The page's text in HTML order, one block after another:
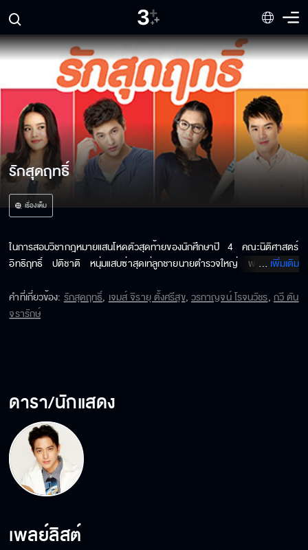
รักสุดฤทธิ์
เรื่องเต็ม
ในการสอบวิชากฎหมายแสนโหดตัวสุดท้ายของนักศึกษาปี 4 คณะนิติศาสตร์
อิทธิฤทธิ์ ปติชาติ หนุ่มแสบซ่าสุดเท่ลูกชายนายตำรวจใหญ่ พลตำรวจตรี
จะใช้กลเม็ดเด็ดพรายขนาดไหนก็ไม่อาจพ้นสายตาที่คอยจับผิดของสาวเฮี๊ยบรุ่
นพี่เกียรตินิยมแว่นหนาอย่าง ชนมน ผู้ช่วยอาจารย์ที่มาคุมสอบไปได้ ชนมนปรับ
... เพิ่มเติม
คำที่เกี่ยวข้อง:รักสุดฤทธิ์,เจมส์ จิรายุ ตั้งศรีสุข, วรกาญจน์ โรจนวัชร, กวี ตัน
จรารักษ์
ดารา/นักแสดง
เพลย์ลิสต์